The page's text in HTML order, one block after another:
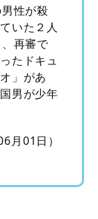
性が殺
いた２人
再審で
たドキュ
」があ
男が少年
月01日）